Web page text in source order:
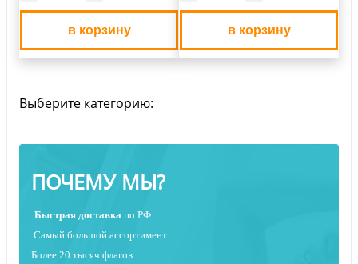
в корзину в корзину
Выберите категорию:
ПОЧЕМУ МЫ?
Быстрая доставка по РФ
Самый большой ассортимент
Более 20 тысяч флагов